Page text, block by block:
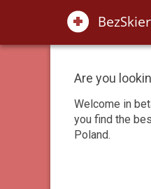
Are you
Welcome in
you find the
Poland.